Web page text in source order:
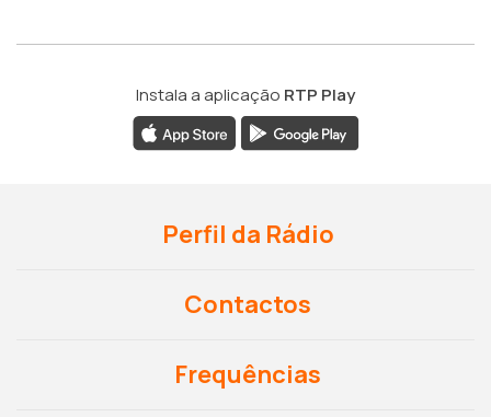
Instala a aplicação RTP Play
Perfil da Rádio
Contactos
Frequências